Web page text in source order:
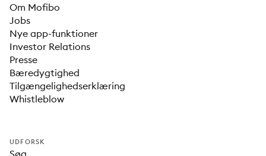
Om Mofibo
Jobs
Nye app-funktioner
Investor Relations
Presse
Bæredygtighed
Tilgængelighedserklæring
Whistleblow
UDFORSK
Søg